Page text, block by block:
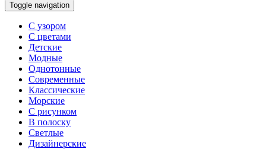
Toggle navigation
С узором
С цветами
Детские
Модные
Однотонные
Современные
Классические
Морские
С рисунком
В полоску
Светлые
Дизайнерские